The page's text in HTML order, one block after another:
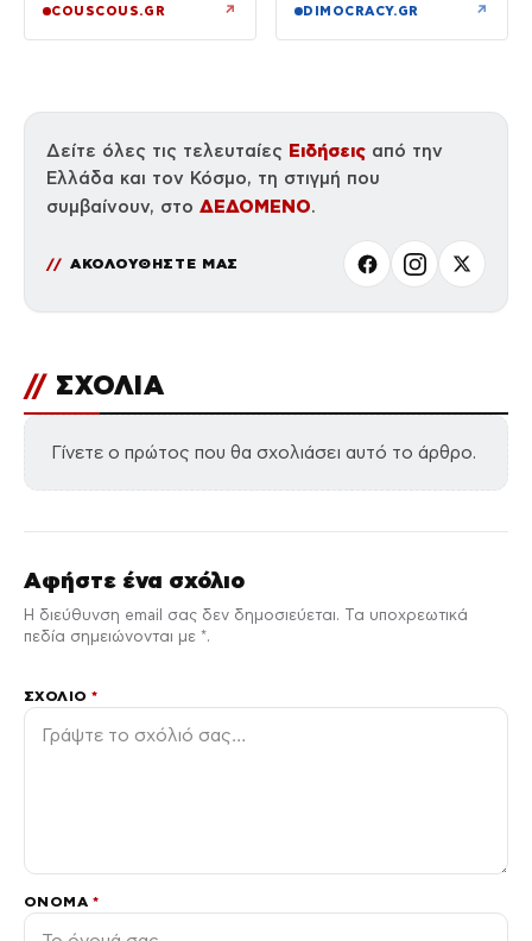
COUSCOUS.GR ↗ DIMOCRACY.GR ↗
Δείτε όλες τις τελευταίες Ειδήσεις από την
Ελλάδα και τον Κόσμο, τη στιγμή που
συμβαίνουν, στο ΔΕΔΟΜΕΝΟ.
ΑΚΟΛΟΥΘΗΣΤΕ ΜΑΣ
// ΣΧΟΛΙΑ
Γίνετε ο πρώτος που θα σχολιάσει αυτό το άρθρο.
Αφήστε ένα σχόλιο
Η διεύθυνση email σας δεν δημοσιεύεται. Τα υποχρεωτικά
πεδία σημειώνονται με *.
ΣΧΌΛΙΟ*
ΌΝΟΜΑ *